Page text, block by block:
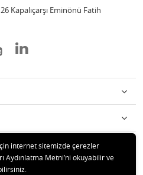
Kapalıçarşı Eminönü Fatih
internet sitemizde çerezler
Aydınlatma Metni’ni okuyabilir ve